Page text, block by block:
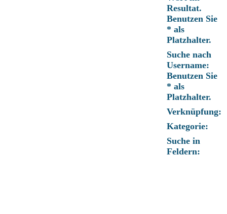
Resultat.
Benutzen Sie
* als
Platzhalter.
Suche nach
Username:
Benutzen Sie
* als
Platzhalter.
Verknüpfung:
Kategorie:
Suche in
Feldern: